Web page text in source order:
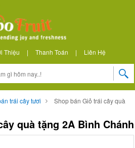
Thiệu | Thanh Toán | Liên Hệ
trái cây tươi
Shop bán Giỏ trái cây quà
quà tặng 2A Bình Chánh